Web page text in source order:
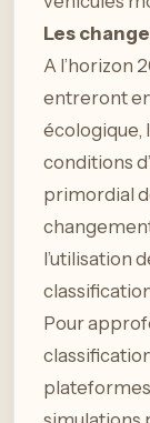
Les
A l’horizon
entreront
écologique,
conditions
primordial
l’utilisation
Pour